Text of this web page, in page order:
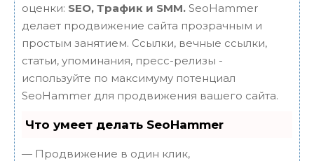
оценки: SEO, Трафик и SMM. SeoHammer
делает продвижение сайта прозрачным и
простым занятием. Ссылки, вечные ссылки,
статьи, упоминания, пресс-релизы -
используйте по максимуму потенциал
SeoHammer для продвижения вашего сайта.
Что умеет делать SeoHammer
— Продвижение в один клик,